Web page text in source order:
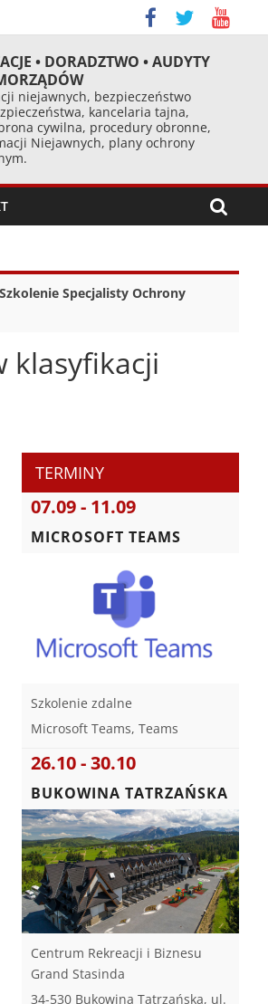
• DORADZTWO • AUDYTY
niejawnych, bezpieczeństwo
kancelaria tajna,
cywilna, procedury obronne,
Niejawnych, plany ochrony
Szkolenie Specjalisty Ochrony
klasyfikacji
TERMINY
07.09 - 11.09
MICROSOFT TEAMS
Szkolenie zdalne
Microsoft Teams, Teams
26.10 - 30.10
BUKOWINA TATRZAŃSKA
Centrum Rekreacji i Biznesu
Grand Stasinda
34-530 Bukowina Tatrzańska, ul.